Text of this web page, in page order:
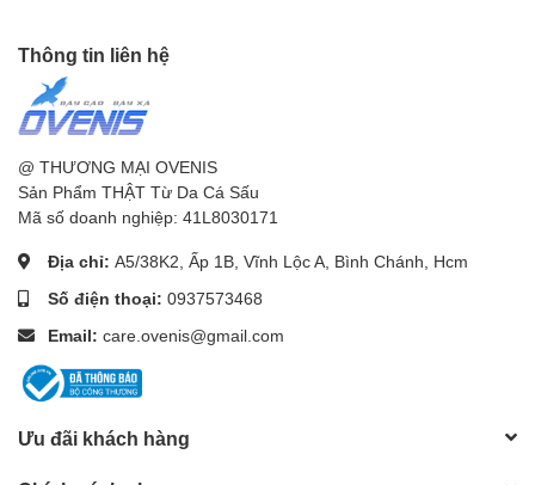
Thông tin liên hệ
@ THƯƠNG MẠI OVENIS
Sản Phẩm THẬT Từ Da Cá Sấu
Mã số doanh nghiệp: 41L8030171
Địa chỉ: A5/38K2, Ấp 1B, Vĩnh Lộc A, Bình Chánh, Hcm
Số điện thoại: 0937573468
Email: care.ovenis@gmail.com
Ưu đãi khách hàng